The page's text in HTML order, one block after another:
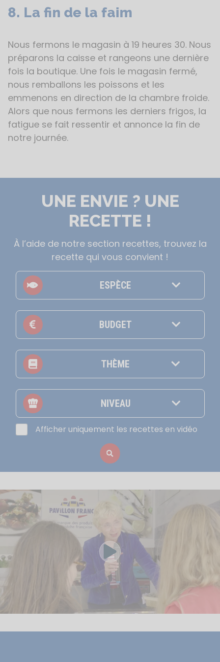
8. La fin de la faim
Nous fermons le magasin à 19 heures 30. Nous
préparons la caisse et rangeons une dernière
fois la boutique. Une fois le magasin fermé,
nous remballons les poissons et les
emmenons en direction de la chambre froide.
Alors que nous fermons les derniers frigos, la
fatigue se fait ressentir et annonce la fin de
notre journée.
UNE ENVIE ? UNE
RECETTE !
À l’aide de notre section recettes, trouvez la
recette qui vous convient !
ESPÈCE
BUDGET
THÈME
NIVEAU
Afficher uniquement les recettes en vidéo
Voir la vidéo